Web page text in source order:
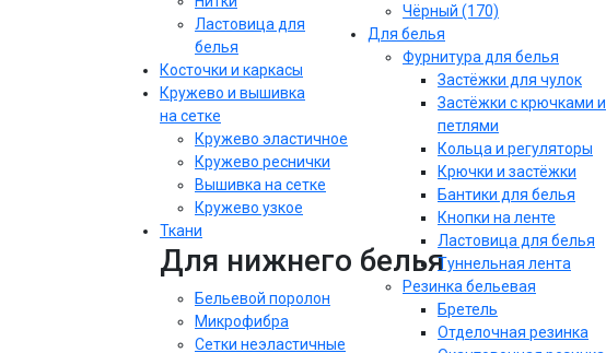
Ластовица для
белья
Косточки и каркасы
Кружево и вышивка
на сетке
Кружево эластичное
Кружево реснички
Вышивка на сетке
Кружево узкое
Ткани
Для нижнего белья
Бельевой поролон
Микрофибра
Сетки неэластичные
Чёрный (170)
Для белья
Фурнитура для белья
Застёжки для чулок
Застёжки с крючками и
петлями
Кольца и регуляторы
Крючки и застёжки
Бантики для белья
Кнопки на ленте
Ластовица для белья
Туннельная лента
Резинка бельевая
Бретель
Отделочная резинка